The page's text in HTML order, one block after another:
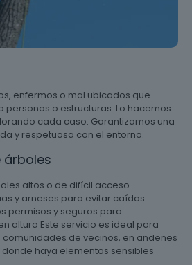
enfermos o mal ubicados que
personas o estructuras. Lo hacemos
cada caso. Garantizamos una
y respetuosa con el entorno.
árboles
altos o de difícil acceso.
y arneses para evitar caídas.
permisos y seguros para
altura Este servicio es ideal para
de vecinos, en andenes
haya elementos sensibles